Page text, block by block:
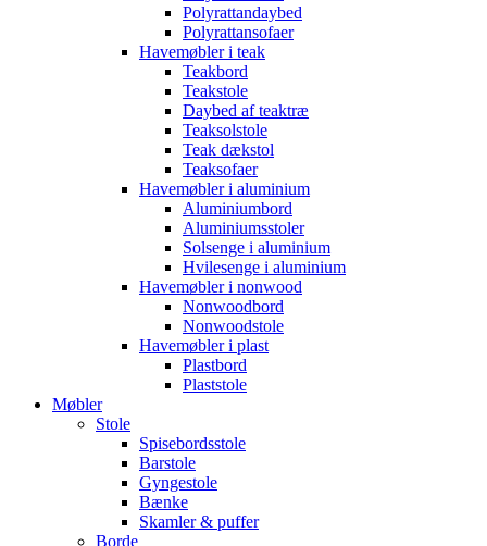
Polyrattandaybed
Polyrattansofaer
Havemøbler i teak
Teakbord
Teakstole
Daybed af teaktræ
Teaksolstole
Teak dækstol
Teaksofaer
Havemøbler i aluminium
Aluminiumbord
Aluminiumsstoler
Solsenge i aluminium
Hvilesenge i aluminium
Havemøbler i nonwood
Nonwoodbord
Nonwoodstole
Havemøbler i plast
Plastbord
Plaststole
Møbler
Stole
Spisebordsstole
Barstole
Gyngestole
Bænke
Skamler & puffer
Borde